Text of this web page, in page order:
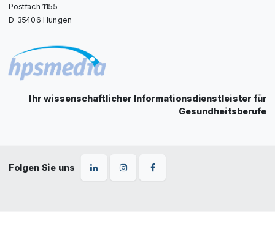
Postfach 1155
D-35406 Hungen
Ihr wissenschaftlicher Informationsdienstleister für
Gesundheitsberufe
Folgen Sie uns